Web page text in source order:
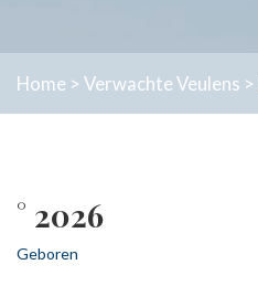
Home > Verwachte Veulens >
° 2026
Geboren